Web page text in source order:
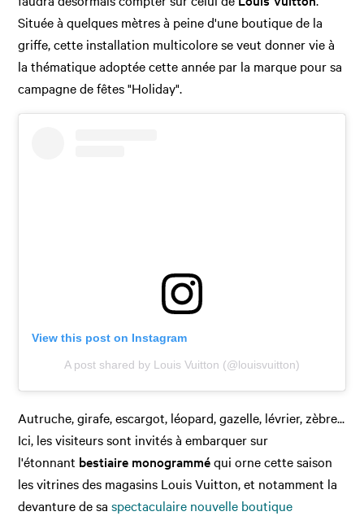
Située à quelques mètres à peine d'une boutique de la
griffe, cette installation multicolore se veut donner vie à
la thématique adoptée cette année par la marque pour sa
campagne de fêtes "Holiday".
View this post on Instagram
A post shared by Louis Vuitton (@louisvuitton)
Autruche, girafe, escargot, léopard, gazelle, lévrier, zèbre...
Ici, les visiteurs sont invités à embarquer sur
l'étonnant bestiaire monogramméqui orne cette saison
les vitrines des magasins Louis Vuitton, et notamment la
devanture de saspectaculaire nouvelle boutique